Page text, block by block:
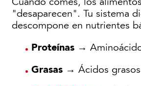
"desaparecen". Tu sistema
descompone en nutrientes
Proteínas →
Grasas → Ácidos